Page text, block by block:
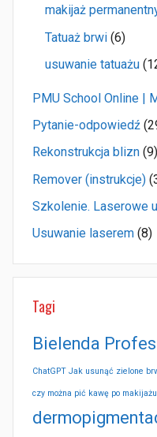
makijaż
Tatuaż brwi (6)
usuwanie tatuażu
PMU School Online |
Pytanie-odpowiedź
Rekonstrukcja blizn (9)
Remover (instrukcje)
Szkolenie. Laserowe
Usuwanie laserem (8)
Tagi
Bielenda
ChatGPT Jak usunąć zielone
czy można pić kawę po